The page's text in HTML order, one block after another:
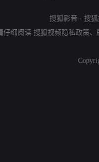
搜狐影音 - 搜
仔细阅读 搜狐视频隐私政策、